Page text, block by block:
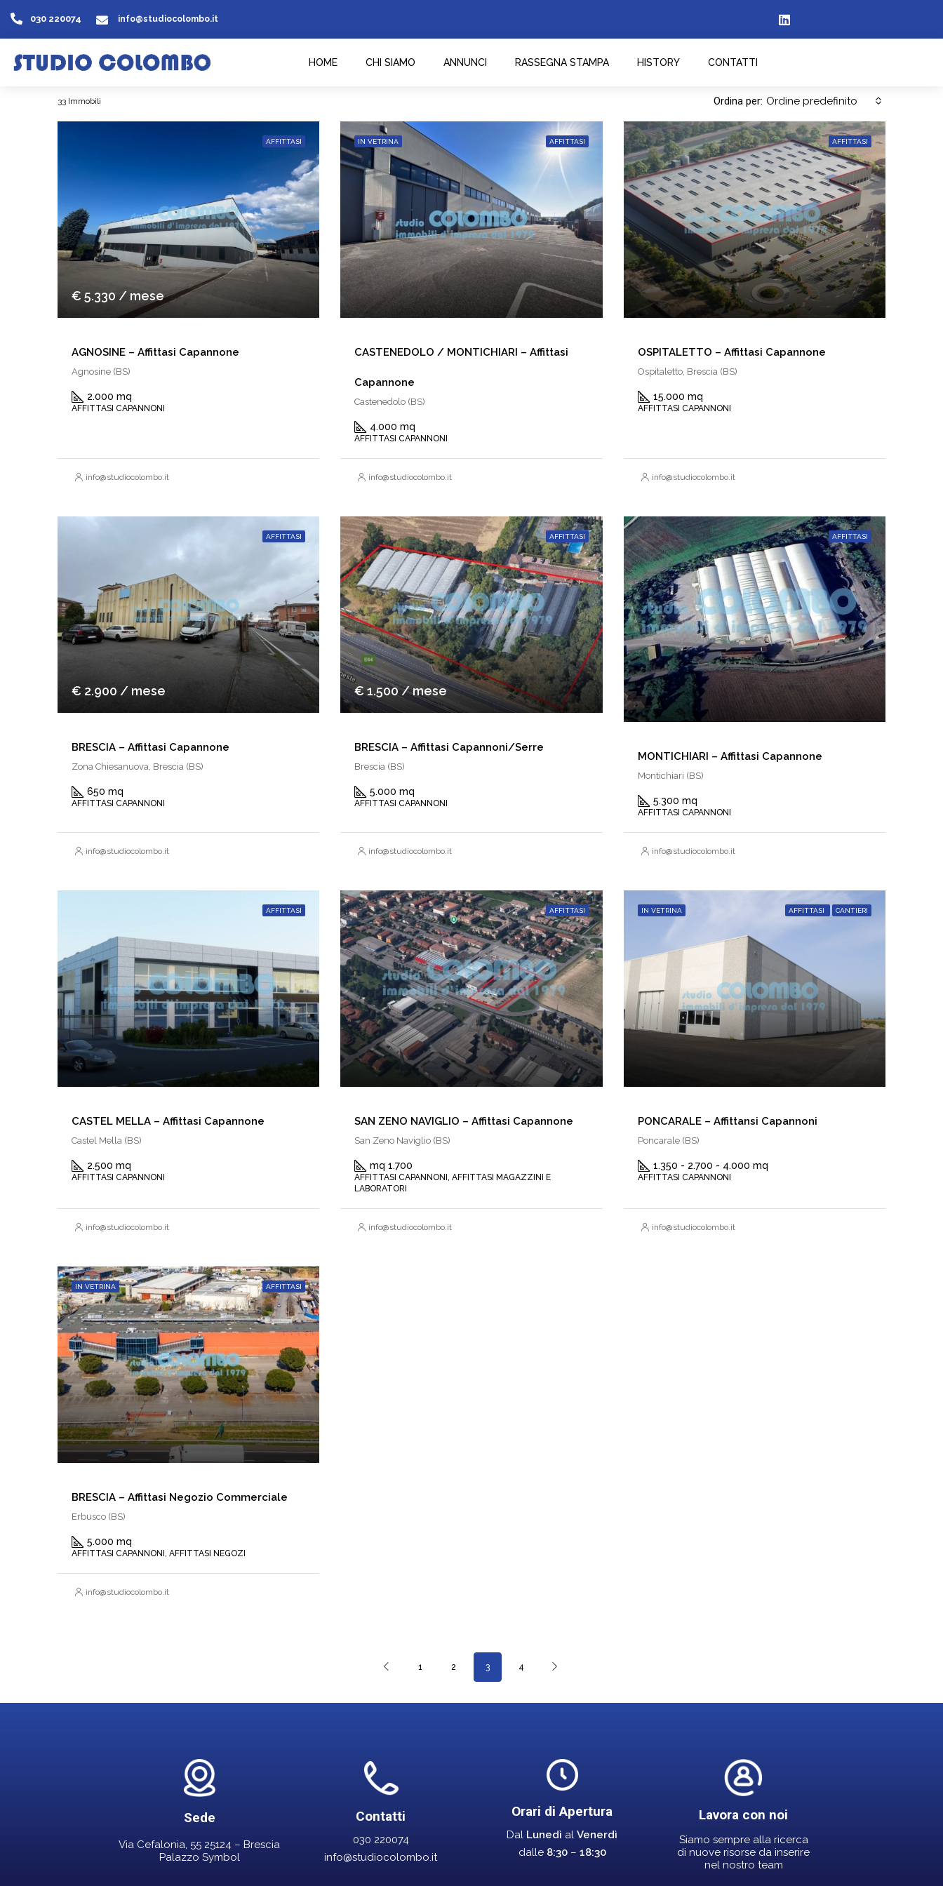
030 220074 info@studiocolombo.it
HOME CHI SIAMO ANNUNCI RASSEGNA STAMPA HISTORY CONTATTI
33 Immobili Ordina per: Ordine predefinito
AFFITTASI
€ 5.330 / mese
AGNOSINE – Affittasi Capannone
Agnosine (BS)
2.000 mq
AFFITTASI CAPANNONI
info@studiocolombo.it
IN VETRINA AFFITTASI
CASTENEDOLO / MONTICHIARI – Affittasi
Capannone
Castenedolo (BS)
4.000 mq
AFFITTASI CAPANNONI
info@studiocolombo.it
AFFITTASI
OSPITALETTO – Affittasi Capannone
Ospitaletto, Brescia (BS)
15.000 mq
AFFITTASI CAPANNONI
info@studiocolombo.it
AFFITTASI
€ 2.900 / mese
BRESCIA – Affittasi Capannone
Zona Chiesanuova, Brescia (BS)
650 mq
AFFITTASI CAPANNONI
info@studiocolombo.it
AFFITTASI
€ 1.500 / mese
BRESCIA – Affittasi Capannoni/Serre
Brescia (BS)
5.000 mq
AFFITTASI CAPANNONI
info@studiocolombo.it
AFFITTASI
MONTICHIARI – Affittasi Capannone
Montichiari (BS)
5.300 mq
AFFITTASI CAPANNONI
info@studiocolombo.it
AFFITTASI
CASTEL MELLA – Affittasi Capannone
Castel Mella (BS)
2.500 mq
AFFITTASI CAPANNONI
info@studiocolombo.it
AFFITTASI
SAN ZENO NAVIGLIO – Affittasi Capannone
San Zeno Naviglio (BS)
mq 1.700
AFFITTASI CAPANNONI, AFFITTASI MAGAZZINI E
LABORATORI
info@studiocolombo.it
IN VETRINA AFFITTASI CANTIERI
PONCARALE – Affittansi Capannoni
Poncarale (BS)
1.350 - 2.700 - 4.000 mq
AFFITTASI CAPANNONI
info@studiocolombo.it
IN VETRINA AFFITTASI
BRESCIA – Affittasi Negozio Commerciale
Erbusco (BS)
5.000 mq
AFFITTASI CAPANNONI, AFFITTASI NEGOZI
info@studiocolombo.it
1 2 3 4
Sede
Via Cefalonia, 55 25124 – Brescia
Palazzo Symbol
Contatti
030 220074
info@studiocolombo.it
Orari di Apertura
Dal Lunedì alVenerdì
dalle 8:30– 18:30
Lavora con noi
Siamo sempre alla ricerca
di nuove risorse da inserire
nel nostro team